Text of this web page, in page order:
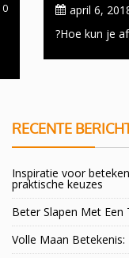
april 6,
Hoe kun je
0
RECENTE
Inspiratie voor
praktische keuzes
Beter Slapen Met
Volle Maan